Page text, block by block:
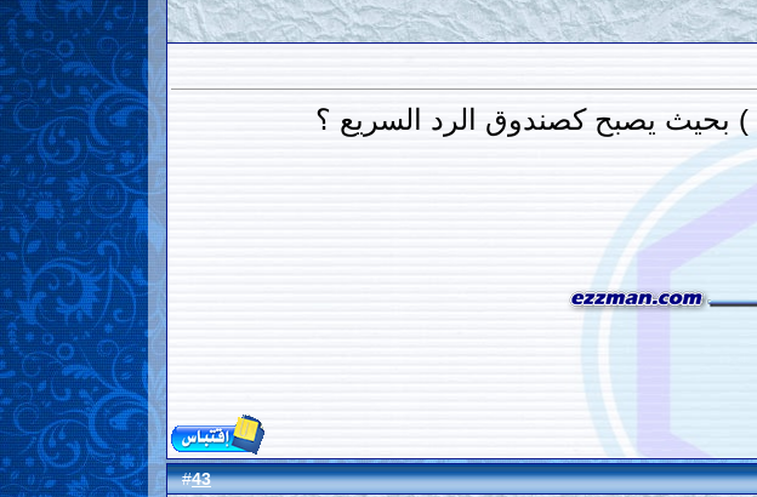
) بحيث يصبح كصندوق الرد السريع ؟
#
43